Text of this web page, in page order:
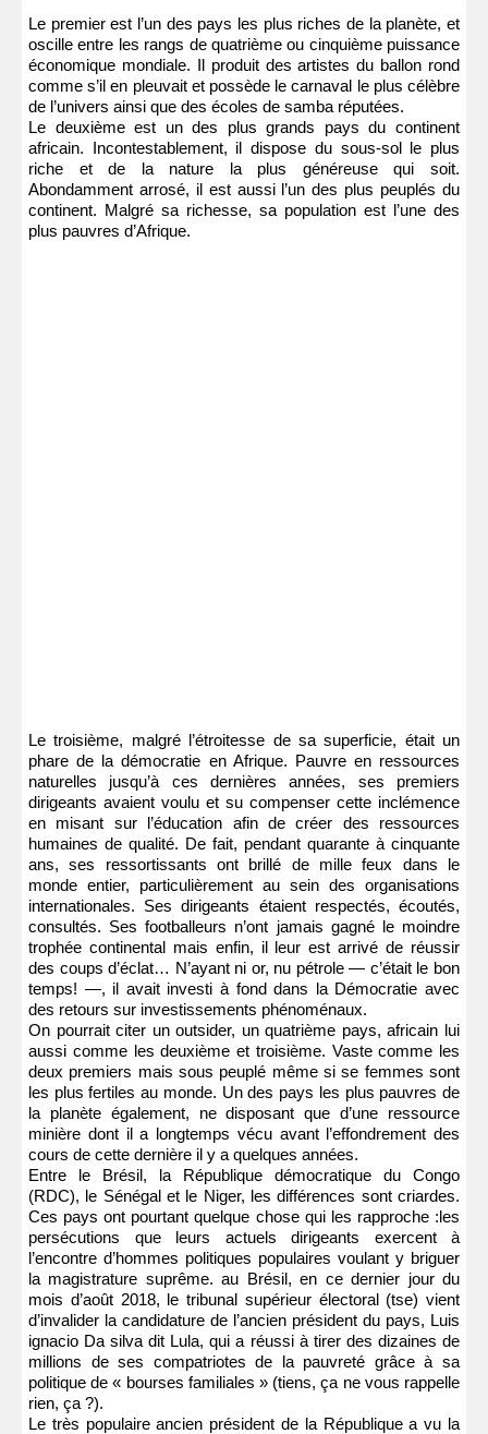
Le premier est l’un des pays les plus riches de la planète, et
oscille entre les rangs de quatrième ou cinquième puissance
économique mondiale. Il produit des artistes du ballon rond
comme s’il en pleuvait et possède le carnaval le plus célèbre
de l’univers ainsi que des écoles de samba réputées.
Le deuxième est un des plus grands pays du continent
africain. Incontestablement, il dispose du sous-sol le plus
riche et de la nature la plus généreuse qui soit.
Abondamment arrosé, il est aussi l’un des plus peuplés du
continent. Malgré sa richesse, sa population est l’une des
plus pauvres d’Afrique.
Le troisième, malgré l’étroitesse de sa superficie, était un
phare de la démocratie en Afrique. Pauvre en ressources
naturelles jusqu’à ces dernières années, ses premiers
dirigeants avaient voulu et su compenser cette inclémence
en misant sur l’éducation afin de créer des ressources
humaines de qualité. De fait, pendant quarante à cinquante
ans, ses ressortissants ont brillé de mille feux dans le
monde entier, particulièrement au sein des organisations
internationales. Ses dirigeants étaient respectés, écoutés,
consultés. Ses footballeurs n’ont jamais gagné le moindre
trophée continental mais enfin, il leur est arrivé de réussir
des coups d’éclat… N’ayant ni or, nu pétrole — c’était le bon
temps! —, il avait investi à fond dans la Démocratie avec
des retours sur investissements phénoménaux.
On pourrait citer un outsider, un quatrième pays, africain lui
aussi comme les deuxième et troisième. Vaste comme les
deux premiers mais sous peuplé même si se femmes sont
les plus fertiles au monde. Un des pays les plus pauvres de
la planète également, ne disposant que d’une ressource
minière dont il a longtemps vécu avant l’effondrement des
cours de cette dernière il y a quelques années.
Entre le Brésil, la République démocratique du Congo
(RDC), le Sénégal et le Niger, les différences sont criardes.
Ces pays ont pourtant quelque chose qui les rapproche :les
persécutions que leurs actuels dirigeants exercent à
l’encontre d’hommes politiques populaires voulant y briguer
la magistrature suprême. au Brésil, en ce dernier jour du
mois d’août 2018, le tribunal supérieur électoral (tse) vient
d’invalider la candidature de l’ancien président du pays, Luis
ignacio Da silva dit Lula, qui a réussi à tirer des dizaines de
millions de ses compatriotes de la pauvreté grâce à sa
politique de « bourses familiales » (tiens, ça ne vous rappelle
rien, ça ?).
Le très populaire ancien président de la République a vu la